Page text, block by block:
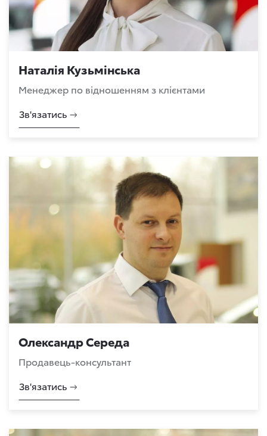
Наталія Кузьмінська
Менеджер по відношенням з клієнтами
Зв'язатись
Олександр Середа
Продавець-консультант
Зв'язатись